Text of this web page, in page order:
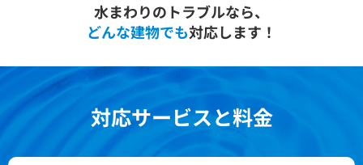
水まわりのトラブルなら、
どんな建物でも対応します！
対応サービスと料金